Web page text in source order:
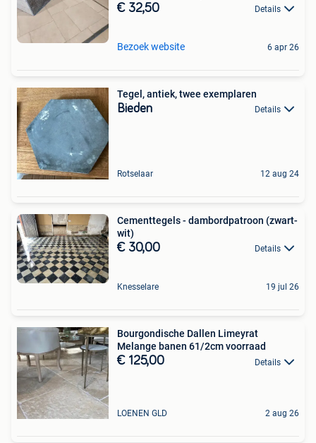
€ 32,50 Details
Bezoek website 6 apr 26
Tegel, antiek, twee exemplaren
Bieden Details
Rotselaar 12 aug 24
Cementtegels - dambordpatroon (zwart-
wit)
€ 30,00 Details
Knesselare 19 jul 26
Bourgondische Dallen Limeyrat
Melange banen 61/2cm voorraad
€ 125,00 Details
LOENEN GLD 2 aug 26